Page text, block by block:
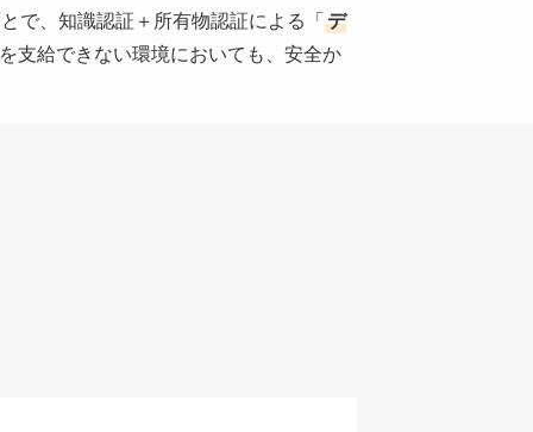
で、知識認証＋所有物認証による「 デ
支給できない環境においても、安全か